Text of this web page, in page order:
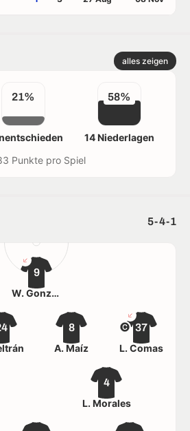
alles zeigen
21% 58%
14 Niederlagen
Punkte pro Spiel
5-4-1
4
L. Morales
8
A. Maíz
37
L. Comas
9
W. González